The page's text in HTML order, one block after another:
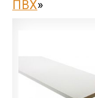
ПВХ»